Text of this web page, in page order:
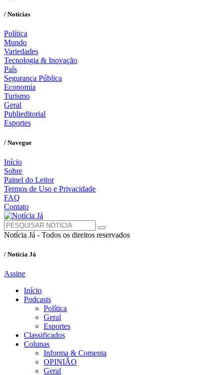
/ Notícias
Política
Mundo
Variedades
Tecnologia & Inovação
País
Segurança Pública
Economia
Turismo
Geral
Publieditorial
Esportes
/ Navegue
Início
Sobre
Painel do Leitor
Termos de Uso e Privacidade
FAQ
Contato
Notícia Já - Todos os direitos reservados
/ Notícia Já
Assine
Início
Podcasts
Política
Geral
Esportes
Classificados
Colunas
Informa & Comenta
OPINIÃO
Geral